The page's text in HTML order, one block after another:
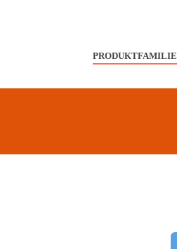
PRODUKTFAMILIE